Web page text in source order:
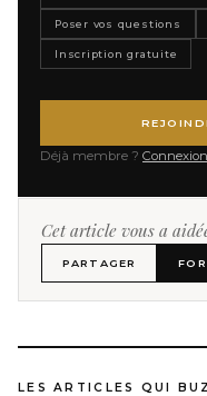
Poser vos questions
Inscription gratuite
Déjà membre ? Connexion
Cet article vous a
PARTAGER
LES ARTICLES QUI